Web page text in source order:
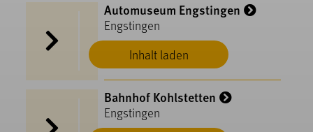
Inhalt laden
Automuseum Engstingen
Engstingen
Bahnhof Kohlstetten
Engstingen